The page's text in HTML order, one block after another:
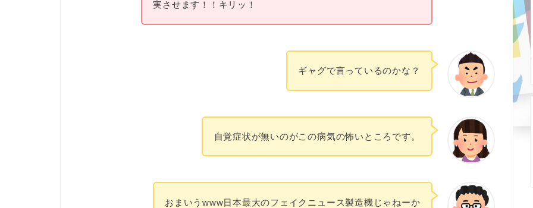
実させます！！キリッ！
ギャグで言っているのかな？
自覚症状が無いのがこの病気の怖いところです。
おまいうwww日本最大のフェイクニュース製造機じゃねーか